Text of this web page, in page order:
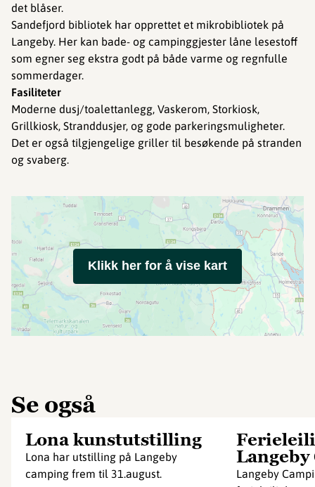
det blåser.
Sandefjord bibliotek har opprettet et mikrobibliotek på
Langeby. Her kan bade- og campinggjester låne lesestoff
som egner seg ekstra godt på både varme og regnfulle
sommerdager.
Fasiliteter
Moderne dusj/toalettanlegg, Vaskerom, Storkiosk,
Grillkiosk, Stranddusjer, og gode parkeringsmuligheter.
Det er også tilgjengelige griller til besøkende på stranden
og svaberg.
Klikk her for å vise kart
Se også
Lona kunstutstilling
Lona har utstilling på Langeby
camping frem til 31.august.
Langeby